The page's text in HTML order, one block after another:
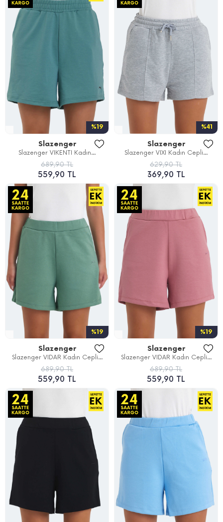
%19
Slazenger
Slazenger VIKENTI Kadın...
689,90 TL
559,90 TL
%41
Slazenger
Slazenger VIXI Kadın Cepli...
629,90 TL
369,90 TL
%19
Slazenger
Slazenger VIDAR Kadın Cepli...
689,90 TL
559,90 TL
%19
Slazenger
Slazenger VIDAR Kadın Cepli...
689,90 TL
559,90 TL